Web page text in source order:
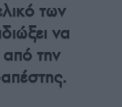
των
να
από την